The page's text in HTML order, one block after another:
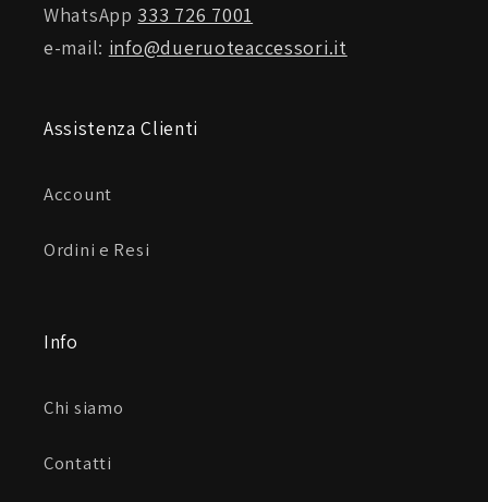
WhatsApp 333 726 7001
e-mail: info@dueruoteaccessori.it
Assistenza Clienti
Account
Ordini e Resi
Info
Chi siamo
Contatti